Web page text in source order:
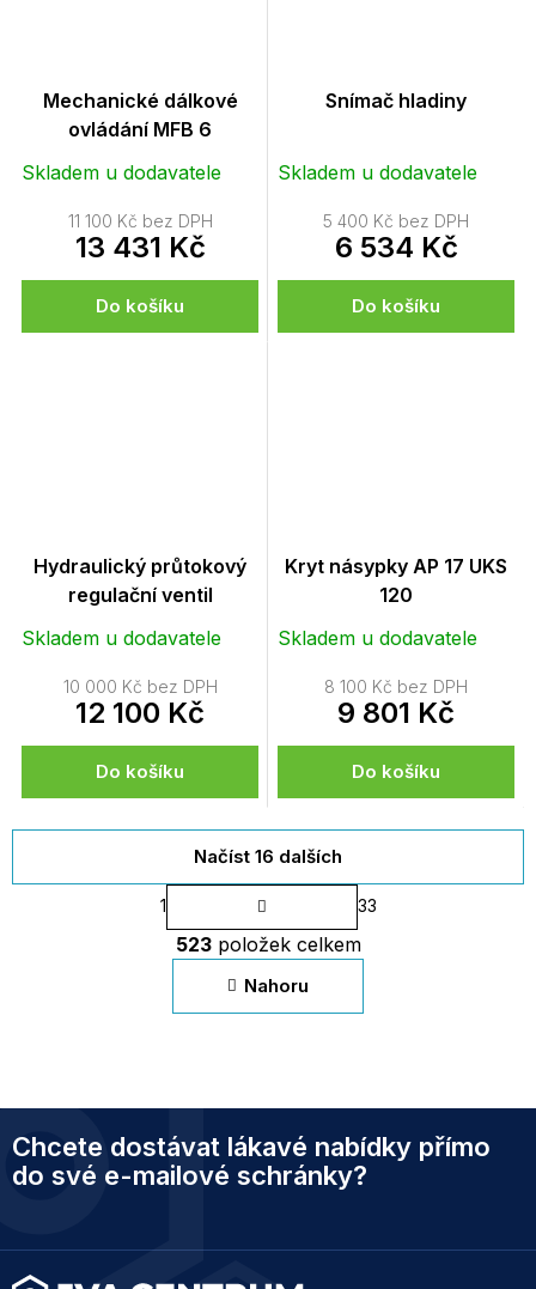
Mechanické dálkové
ovládání MFB 6
Skladem u dodavatele
11 100 Kč bez DPH
13 431 Kč
Do košíku
Snímač hladiny
Skladem u dodavatele
5 400 Kč bez DPH
6 534 Kč
Do košíku
Hydraulický průtokový
regulační ventil
Skladem u dodavatele
10 000 Kč bez DPH
12 100 Kč
Do košíku
Kryt násypky AP 17 UKS
120
Skladem u dodavatele
8 100 Kč bez DPH
9 801 Kč
Do košíku
O
v
l
á
d
p
r
v
k
ý
Načíst 16 dalších
S
r
á
n
k
o
1 33
523položek celkem
Nahoru
p
í
Chcete dostávat lákavé nabídky přímo
do své e-mailové schránky?